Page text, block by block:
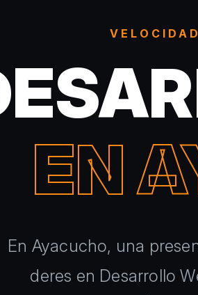
EN
En Ayacucho, una
deres en Desarrollo